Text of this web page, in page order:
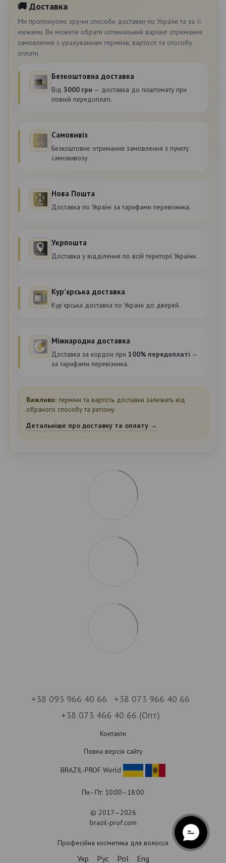
🚚 Доставка
Ми пропонуємо зручні способи доставки по Україні та за її
межами. Ви можете обрати оптимальний варіант отримання
замовлення з урахуванням термінів, вартості та способу
оплати.
Безкоштовна доставка
Від 3000 грн — доставка до поштомату при
повній передоплаті.
Самовивіз
Безкоштовне отримання замовлення з пункту
самовивозу.
Нова Пошта
Доставка по Україні за тарифами перевізника.
Укрпошта
Доставка у відділення по всій території України.
Курʼєрська доставка
Курʼєрська доставка по Україні до дверей.
Міжнародна доставка
Доставка за кордон при 100% передоплаті —
за тарифами перевізника.
Важливо:терміни та вартість доставки залежать від
обраного способу та регіону.
Детальніше про доставку та оплату →
+38 093 966 40 66
+38 073 966 40 66
+38 073 466 40 66 (Опт)
Контакти
Повна версія сайту
BRAZIL-PROF World
Пн–Пт: 10:00–18:00
© 2017—2026
brazil-prof.com
Професійна косметика для волосся
Укр Рус Pol Eng